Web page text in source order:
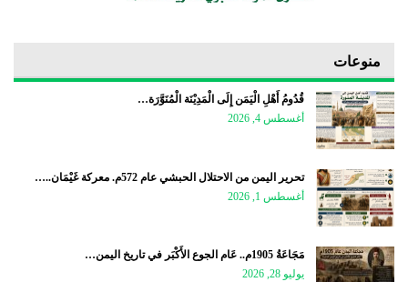
منوعات
قُدُومُ أَهْلِ الْيَمَن إِلَى الْمَدِيْنَة الْمُنَوَّرَة…
أغسطس 4, 2026
تحرير اليمن من الاحتلال الحبشي عام 572م. معركة غَيْمَان..…
أغسطس 1, 2026
مَجَاعَةُ 1905م.. عَام الجوع الأَكْبَر في تاريخ اليمن…
يوليو 28, 2026